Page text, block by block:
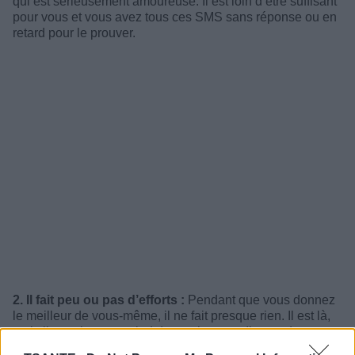
pour vous et vous avez tous ces SMS sans réponse ou en
retard pour le prouver.
2. Il fait peu ou pas d’efforts : Pendant que vous donnez
le meilleur de vous-même, il ne fait presque rien. Il est là,
mais il a toujours un pied devant la porte. Il vous donne
juste assez pour que vous vous accrochiez, mais pas